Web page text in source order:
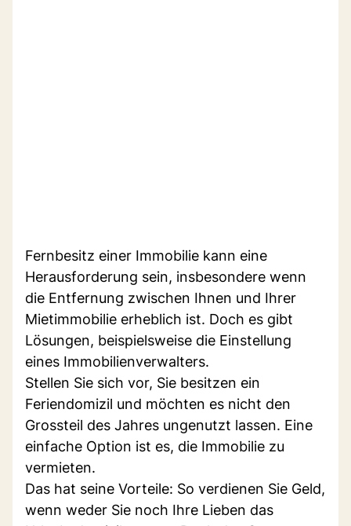
Fernbesitz einer Immobilie kann eine
Herausforderung sein, insbesondere wenn
die Entfernung zwischen Ihnen und Ihrer
Mietimmobilie erheblich ist. Doch es gibt
Lösungen, beispielsweise die Einstellung
eines Immobilienverwalters.
Stellen Sie sich vor, Sie besitzen ein
Feriendomizil und möchten es nicht den
Grossteil des Jahres ungenutzt lassen. Eine
einfache Option ist es, die Immobilie zu
vermieten.
Das hat seine Vorteile: So verdienen Sie Geld,
wenn weder Sie noch Ihre Lieben das